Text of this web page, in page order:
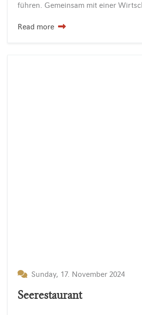
Read more
Sunday, 17. November 2024
Seerestaurant